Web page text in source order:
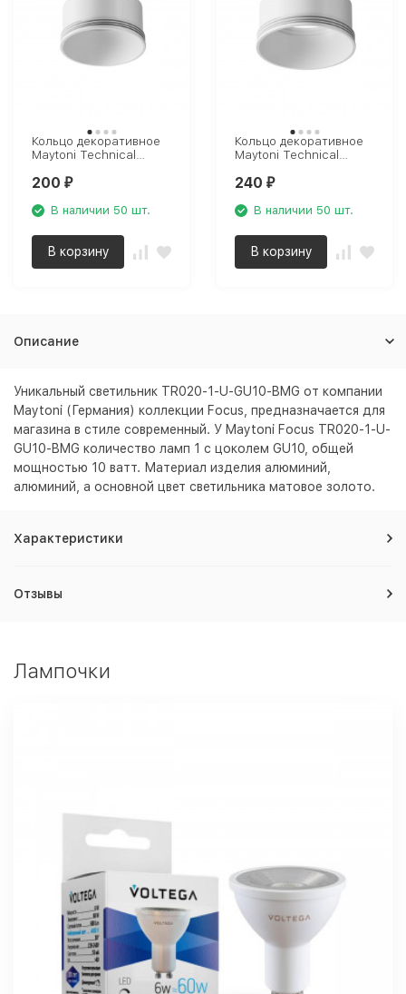
Кольцо декоративное
Maytoni Technical
200 ₽
В наличии 50 шт.
В корзину
Кольцо декоративное
Maytoni Technical
240 ₽
В наличии 50 шт.
В корзину
Описание
Уникальный светильник TR020-1-U-GU10-BMG от компании
Maytoni (Германия) коллекции Focus, предназначается для
магазина в стиле современный. У Maytoni Focus TR020-1-U-
GU10-BMG количество ламп 1 с цоколем GU10, общей
мощностью 10 ватт. Материал изделия алюминий,
алюминий, а основной цвет светильника матовое золото.
Характеристики
Отзывы
Лампочки